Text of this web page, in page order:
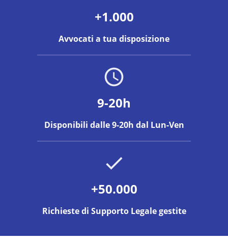
+1.000
Avvocati a tua disposizione
9-20h
Disponibili dalle 9-20h dal Lun-Ven
+50.000
Richieste di Supporto Legale gestite